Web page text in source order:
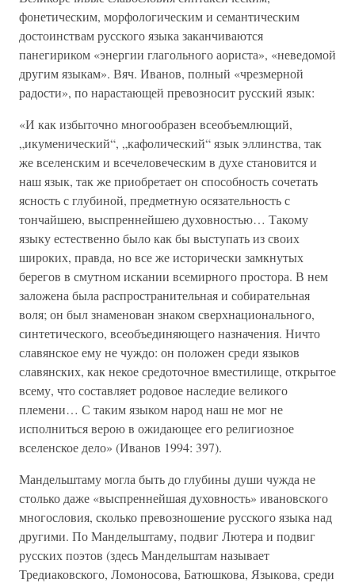
фонетическим, морфологическим и семантическим
достоинствам русского языка заканчиваются
панегириком «энергии глагольного аориста», «неведомой
другим языкам». Вяч. Иванов, полный «чрезмерной
радости», по нарастающей превозносит русский язык:
«И как избыточно многообразен всеобъемлющий,
„икуменический“, „кафолический“ язык эллинства, так
же вселенским и всечеловеческим в духе становится и
наш язык, так же приобретает он способность сочетать
ясность с глубиной, предметную осязательность с
тончайшею, выспреннейшею духовностью… Такому
языку естественно было как бы выступать из своих
широких, правда, но все же исторически замкнутых
берегов в смутном искании всемирного простора. В нем
заложена была распространительная и собирательная
воля; он был знаменован знаком сверхнационального,
синтетического, всеобъединяющего назначения. Ничто
славянское ему не чуждо: он положен среди языков
славянских, как некое средоточное вместилище, открытое
всему, что составляет родовое наследие великого
племени… С таким языком народ наш не мог не
исполниться верою в ожидающее его религиозное
вселенское дело» (Иванов 1994: 397).
Мандельштаму могла быть до глубины души чужда не
столько даже «выспреннейшая духовность» ивановского
многословия, сколько превозношение русского языка над
другими. По Мандельштаму, подвиг Лютера и подвиг
русских поэтов (здесь Мандельштам называет
Тредиаковского, Ломоносова, Батюшкова, Языкова, среди